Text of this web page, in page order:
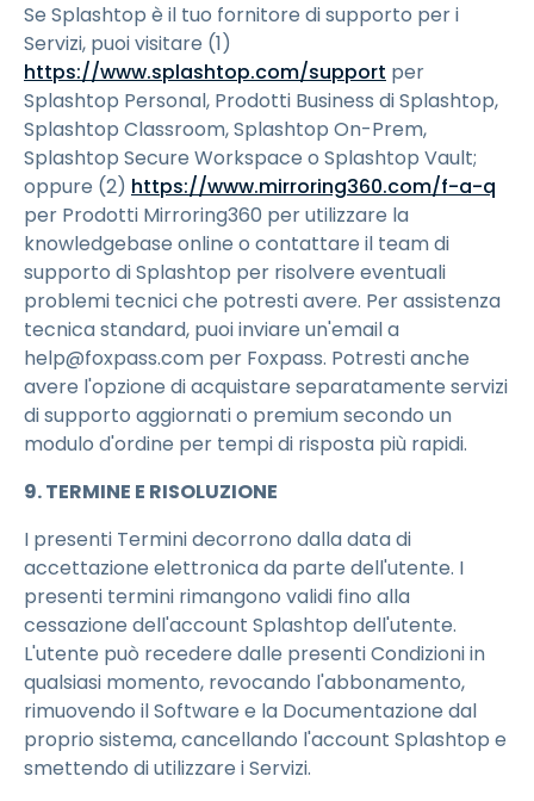
Se Splashtop è il tuo fornitore di supporto per i
Servizi, puoi visitare (1)
https://www.splashtop.com/support per
Splashtop Personal, Prodotti Business di Splashtop,
Splashtop Classroom, Splashtop On-Prem,
Splashtop Secure Workspace o Splashtop Vault;
oppure (2) https://www.mirroring360.com/f-a-q
per Prodotti Mirroring360 per utilizzare la
knowledgebase online o contattare il team di
supporto di Splashtop per risolvere eventuali
problemi tecnici che potresti avere. Per assistenza
tecnica standard, puoi inviare un'email a
help@foxpass.com per Foxpass. Potresti anche
avere l'opzione di acquistare separatamente servizi
di supporto aggiornati o premium secondo un
modulo d'ordine per tempi di risposta più rapidi.
9. TERMINE E RISOLUZIONE
I presenti Termini decorrono dalla data di
accettazione elettronica da parte dell'utente. I
presenti termini rimangono validi fino alla
cessazione dell'account Splashtop dell'utente.
L'utente può recedere dalle presenti Condizioni in
qualsiasi momento, revocando l'abbonamento,
rimuovendo il Software e la Documentazione dal
proprio sistema, cancellando l'account Splashtop e
smettendo di utilizzare i Servizi.